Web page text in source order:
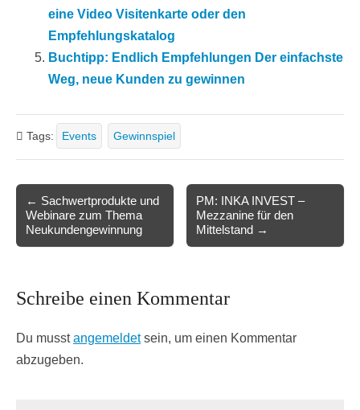
eine Video Visitenkarte oder den
Empfehlungskatalog
Buchtipp: Endlich Empfehlungen Der einfachste
Weg, neue Kunden zu gewinnen
Tags: Events Gewinnspiel
navigation
← Sachwertprodukte und
Webinare zum Thema
Neukundengewinnung
PM: INKA INVEST –
Mezzanine für den
Mittelstand →
Schreibe einen Kommentar
Du musstangemeldetsein, um einen Kommentar
abzugeben.